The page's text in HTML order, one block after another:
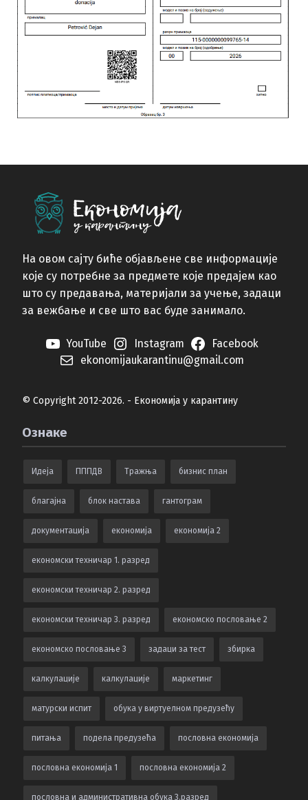
На овом сајту биће објављене све информације
које су потребне за предмете које предајем као
што су предавања, материјали за учење, задаци
за вежбање и све што вас буде занимало.
YouTube Instagram
Facebook
ekonomijaukarantinu@gmail.com
© Copyright 2012-2026. - Економија у карантину
Ознаке
Идеја ПППДВ Тражња бизнис план
благајна блок настава гантограм
документација економија економија 2
економски техничар 1. разред
економски техничар 2. разред
економски техничар 3. разред економско пословање 2
економско пословање 3 задаци за тест збирка
калкулацијe калкулације маркетинг
матурски испит обука у виртуелном предузећу
питања подела предузећа пословна економија
пословна економија 1 пословна економија 2
пословна и административна обука 3.разред